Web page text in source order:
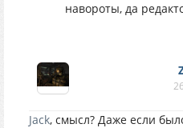
навороты, да
Jack, смысл? Даже если